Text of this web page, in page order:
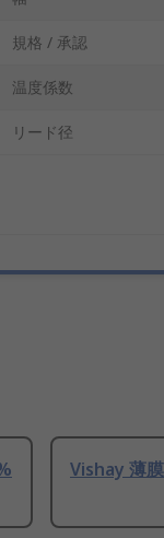
規格 / 承認
温度係数
リード径
Vishay 薄